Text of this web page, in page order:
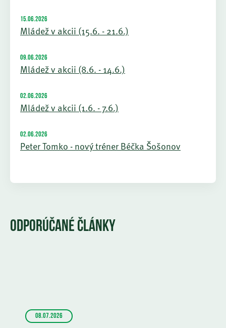
15.06.2026
Mládež v akcii (15.6. - 21.6.)
09.06.2026
Mládež v akcii (8.6. - 14.6.)
02.06.2026
Mládež v akcii (1.6. - 7.6.)
02.06.2026
Peter Tomko - nový tréner Béčka Šošonov
ODPORÚČANÉ ČLÁNKY
08.07.2026